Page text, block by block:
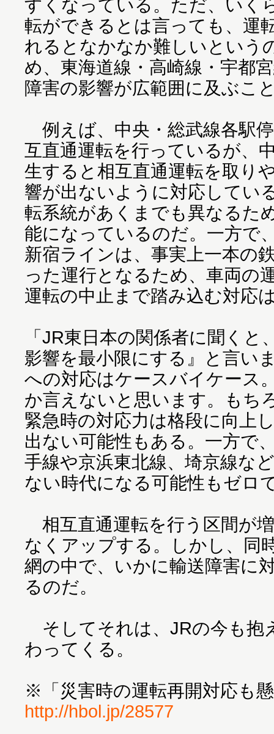
すくなっている。ただ、いく
転ができるとは言っても、運
れるとなかなか難しいという
め、東海道線・高崎線・宇都
障害の影響が広範囲に及ぶこ
例えば、中央・総武線各駅
互直通運転を行っているが、
生すると相互直通運転を取り
響が出ないように対応してい
転系統があくまでも異なるた
能になっているのだ。一方で
新宿ラインは、事実上一本の
った運行となるため、車両の
運転の中止まで踏み込む対応
「JR東日本の関係者に聞く
影響を最小限にする』と言い
への対応はケースバイケース
か言えないと思います。もち
緊急時の対応力は格段に向上
出ない可能性もある。一方で
手線や京浜東北線、埼京線な
ない時代になる可能性もゼロ
相互直通運転を行う区間が
なくアップする。しかし、同
網の中で、いかに輸送障害に
るのだ。
そしてそれは、JRの今も抱
わってくる。
※「災害時の運転再開対応も
http://hbol.jp/28577